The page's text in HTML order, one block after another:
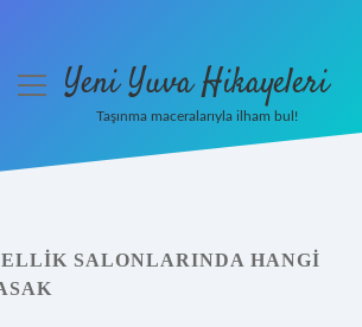
menüyüYeni Yuva Hikayeleri
Taşınma maceralarıyla ilham bul!
SALONLARINDA HANGI